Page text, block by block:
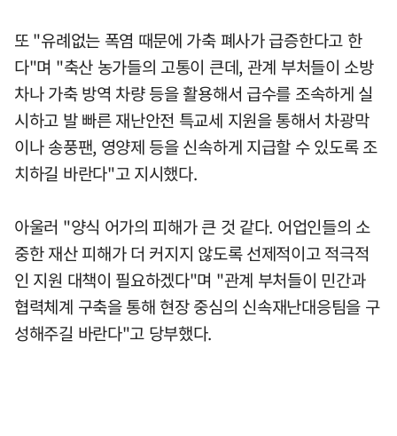
또 "유례없는 폭염 때문에 가축 폐사가 급증한다고 한
다"며 "축산 농가들의 고통이 큰데, 관계 부처들이 소방
차나 가축 방역 차량 등을 활용해서 급수를 조속하게 실
시하고 발 빠른 재난안전 특교세 지원을 통해서 차광막
이나 송풍팬, 영양제 등을 신속하게 지급할 수 있도록 조
치하길 바란다"고 지시했다.
아울러 "양식 어가의 피해가 큰 것 같다. 어업인들의 소
중한 재산 피해가 더 커지지 않도록 선제적이고 적극적
인 지원 대책이 필요하겠다"며 "관계 부처들이 민간과
협력체계 구축을 통해 현장 중심의 신속재난대응팀을 구
성해주길 바란다"고 당부했다.